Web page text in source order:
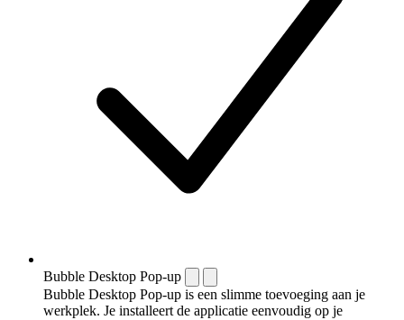
Bubble Desktop Pop-up
Bubble Desktop Pop-up is een slimme toevoeging aan je
werkplek. Je installeert de applicatie eenvoudig op je